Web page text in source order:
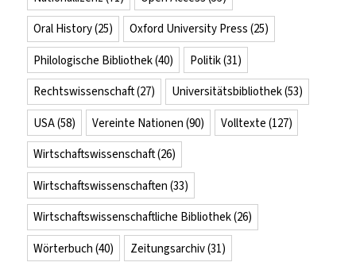
Oral History(25) Oxford University Press (25)
Philologische Bibliothek(40) Politik(31)
Rechtswissenschaft(27) Universitätsbibliothek(53)
USA(58) Vereinte Nationen (90) Volltexte (127)
Wirtschaftswissenschaft(26)
Wirtschaftswissenschaften (33)
Wirtschaftswissenschaftliche Bibliothek(26)
Wörterbuch (40) Zeitungsarchiv(31)